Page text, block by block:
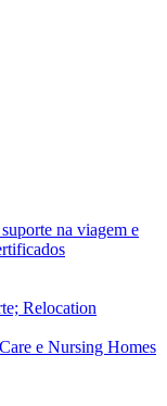
na viagem e
Relocation
e Nursing Homes